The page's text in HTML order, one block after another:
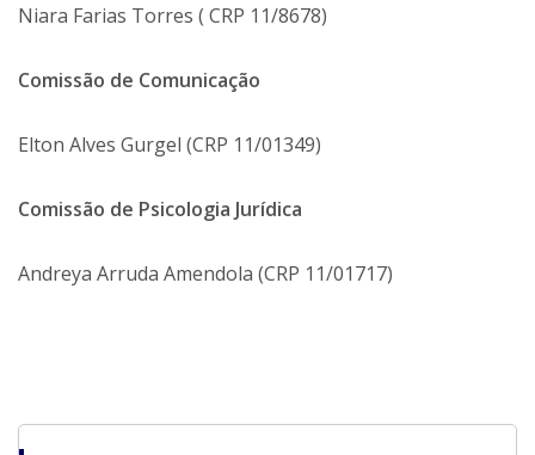
Niara Farias Torres ( CRP 11/8678)
Comissão de Comunicação
Elton Alves Gurgel (CRP 11/01349)
Comissão de Psicologia Jurídica
Andreya Arruda Amendola (CRP 11/01717)